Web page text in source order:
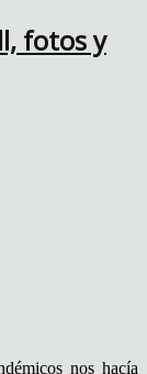
fotos y
nos hacía